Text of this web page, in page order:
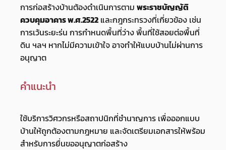
การก่อสร้างบ้านต้องดำเนินการตาม พระราชบัญญัติ
ควบคุมอาคาร พ.ศ.2522 และกฎกระทรวงที่เกี่ยวข้อง เช่น
การเว้นระยะร่น การกำหนดพื้นที่ว่าง พื้นที่ใช้สอยต่อพื้นที่
ดิน ฯลฯ หากไม่มีความเข้าใจ อาจทำให้แบบบ้านไม่ผ่านการ
อนุญาต
คำแนะนำ
ใช้บริการวิศวกรหรือสถาปนิกที่ชำนาญการ เพื่อออกแบบ
บ้านให้ถูกต้องตามกฎหมาย และจัดเตรียมเอกสารให้พร้อม
สำหรับการยื่นขออนุญาตก่อสร้าง